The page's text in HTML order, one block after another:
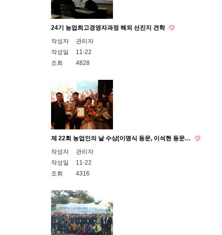
24기 농업최고경영자과정 해외 선진지 견학
작성자
관리자
작성일
11-22
조회
4828
제 22회 농업인의 날 수상[이명식 동문, 이석현 동문…
작성자
관리자
작성일
11-22
조회
4316